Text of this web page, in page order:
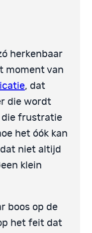
herkenbaar
moment van
, dat
die wordt
die frustratie
het óók kan
niet altijd
klein
boos op de
het feit dat